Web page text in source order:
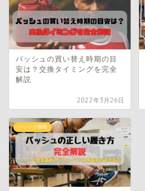
バッシュの買い替え時期の目
安は？交換タイミングを完全
解説
2022年3月26日
バッシュ情報